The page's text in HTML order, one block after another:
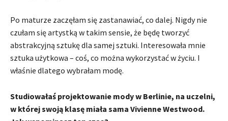
Po maturze zaczęłam się zastanawiać, co dalej. Nigdy nie
czułam się artystką w takim sensie, że będę tworzyć
abstrakcyjną sztukę dla samej sztuki. Interesowała mnie
sztuka użytkowa – coś, co można wykorzystać w życiu. I
właśnie dlatego wybrałam modę.
Studiowałaś projektowanie mody w Berlinie, na uczelni,
w której swoją klasę miała sama Vivienne Westwood.